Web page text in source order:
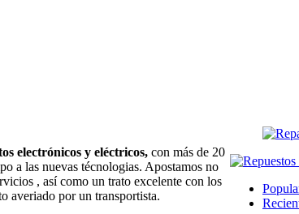
electrónicos y eléctricos, con más de 20
a las nuevas técnologias. Apostamos no
, así como un trato excelente con los
averiado por un transportista.